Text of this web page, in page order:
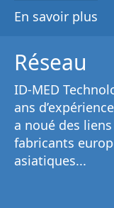
En savoir plus
Réseau
ID-MED
ans
a noué des
fabricants
asiatiques...